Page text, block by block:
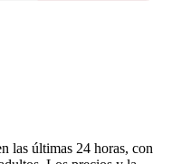
las últimas 24 horas, con